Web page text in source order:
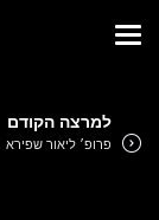
Toggle
למרצה הקודם
פרופ׳ ליאור שפירא